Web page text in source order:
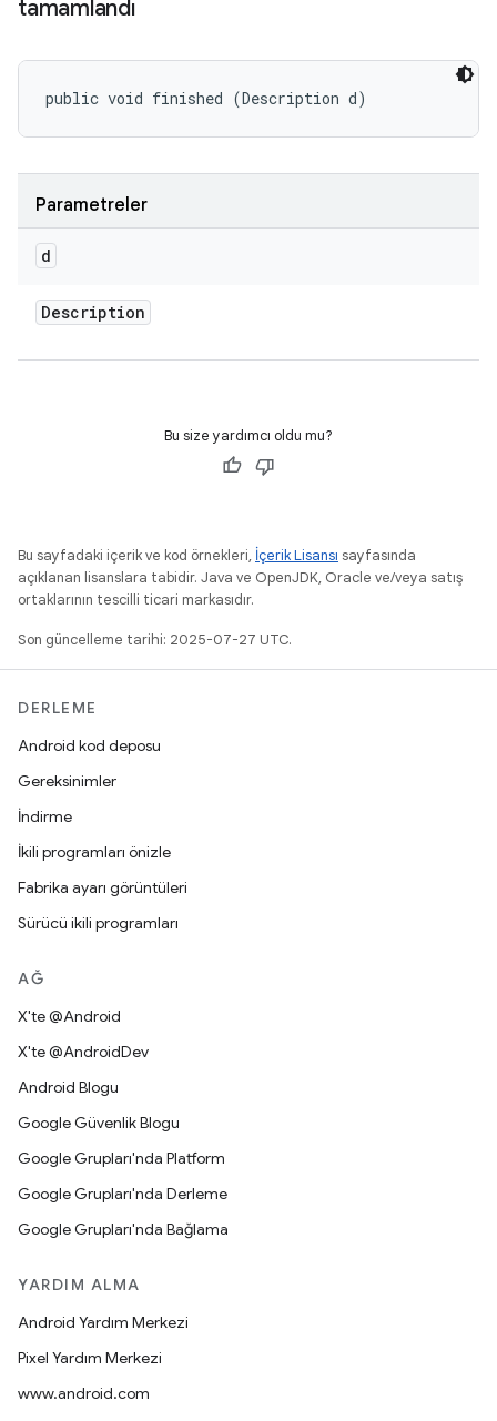
tamamlandı
public void finished (Description d)
Parametreler
d
Description
Bu size yardımcı oldu mu?
Bu sayfadaki içerik ve kod örnekleri, İçerik Lisansı sayfasında
açıklanan lisanslara tabidir. Java ve OpenJDK, Oracle ve/veya satış
ortaklarının tescilli ticari markasıdır.
Son güncelleme tarihi: 2025-07-27 UTC.
DERLEME
Android kod deposu
Gereksinimler
İndirme
İkili programları önizle
Fabrika ayarı görüntüleri
Sürücü ikili programları
AĞ
X'te @Android
X'te @AndroidDev
Android Blogu
Google Güvenlik Blogu
Google Grupları'nda Platform
Google Grupları'nda Derleme
Google Grupları'nda Bağlama
YARDIM ALMA
Android Yardım Merkezi
Pixel Yardım Merkezi
www.android.com